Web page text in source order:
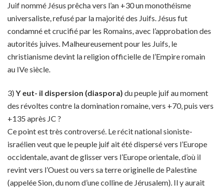
Juif nommé Jésus prêcha vers l’an +30 un monothéisme
universaliste, refusé par la majorité des Juifs. Jésus fut
condamné et crucifié par les Romains, avec l’approbation des
autorités juives. Malheureusement pour les Juifs, le
christianisme devint la religion officielle de l’Empire romain
au IVe siècle.
3) Y eut- il dispersion (diaspora) du peuple juif au moment
des révoltes contre la domination romaine, vers +70, puis vers
+135 après JC ?
Ce point est très controversé. Le récit national sioniste-
israélien veut que le peuple juif ait été dispersé vers l’Europe
occidentale, avant de glisser vers l’Europe orientale, d’où il
revint vers l’Ouest ou vers sa terre originelle de Palestine
(appelée Sion, du nom d’une colline de Jérusalem). Il y aurait